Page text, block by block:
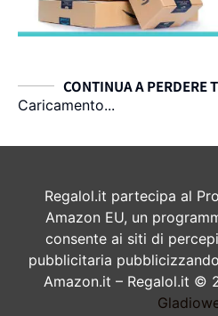
CONTINUA A PERDERE
Caricamento...
Regalol.it partecipa al
Amazon EU, un
consente ai siti di
pubblicitaria
Amazon.it – Regalol.it ©